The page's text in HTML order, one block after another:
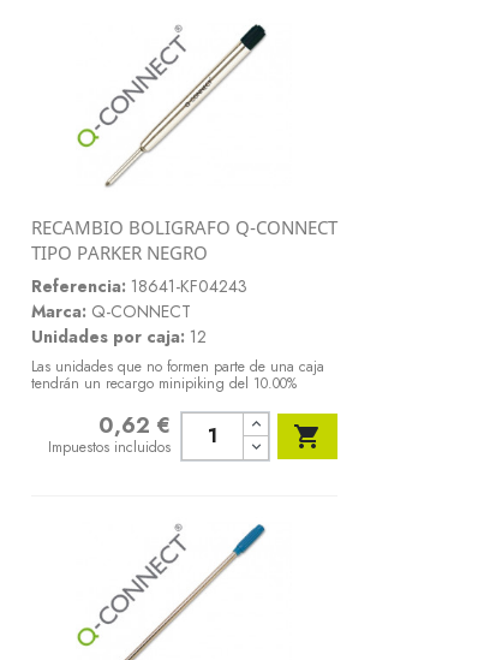
Vista rápida
RECAMBIO BOLIGRAFO Q-CONNECT
TIPO PARKER NEGRO
Referencia: 18641-KF04243
Marca: Q-CONNECT
Unidades por caja: 12
Las unidades que no formen parte de una caja
tendrán un recargo minipiking del 10.00%
0,62 €
Impuestos incluidos 